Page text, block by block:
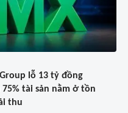
lỗ 13 tỷ đồng
75% tài sản nằm ở tồn
thu